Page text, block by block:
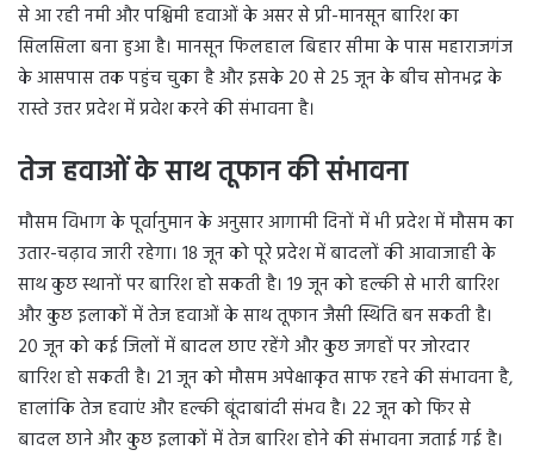
से आ रही नमी और पश्चिमी हवाओं के असर से प्री-मानसून बारिश का
सिलसिला बना हुआ है। मानसून फिलहाल बिहार सीमा के पास महाराजगंज
के आसपास तक पहुंच चुका है और इसके 20 से 25 जून के बीच सोनभद्र के
रास्ते उत्तर प्रदेश में प्रवेश करने की संभावना है।
तेज हवाओं के साथ तूफान की संभावना
मौसम विभाग के पूर्वानुमान के अनुसार आगामी दिनों में भी प्रदेश में मौसम का
उतार-चढ़ाव जारी रहेगा। 18 जून को पूरे प्रदेश में बादलों की आवाजाही के
साथ कुछ स्थानों पर बारिश हो सकती है। 19 जून को हल्की से भारी बारिश
और कुछ इलाकों में तेज हवाओं के साथ तूफान जैसी स्थिति बन सकती है।
20 जून को कई जिलों में बादल छाए रहेंगे और कुछ जगहों पर जोरदार
बारिश हो सकती है। 21 जून को मौसम अपेक्षाकृत साफ रहने की संभावना है,
हालांकि तेज हवाएं और हल्की बूंदाबांदी संभव है। 22 जून को फिर से
बादल छाने और कुछ इलाकों में तेज बारिश होने की संभावना जताई गई है।